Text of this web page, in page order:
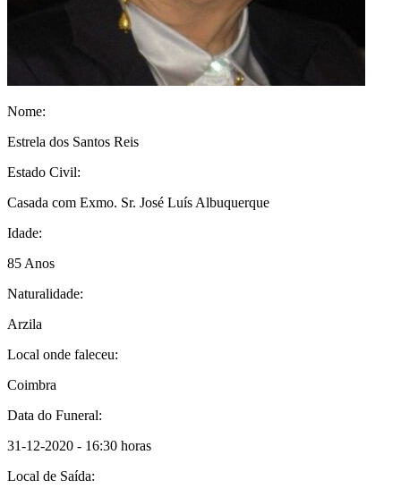
Nome:
Estrela dos Santos Reis
Estado Civil:
Casada com Exmo. Sr. José Luís Albuquerque
Idade:
85 Anos
Naturalidade:
Arzila
Local onde faleceu:
Coimbra
Data do Funeral:
31-12-2020 - 16:30 horas
Local de Saída: